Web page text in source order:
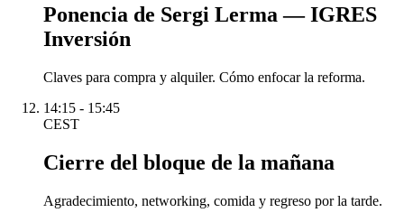
Ponencia de Sergi Lerma — IGRES
Inversión
Claves para compra y alquiler. Cómo enfocar la reforma.
14:15 - 15:45
CEST
Cierre del bloque de la mañana
Agradecimiento, networking, comida y regreso por la tarde.